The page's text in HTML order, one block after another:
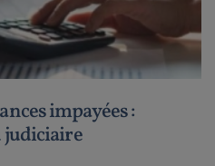
impayées :
judiciaire